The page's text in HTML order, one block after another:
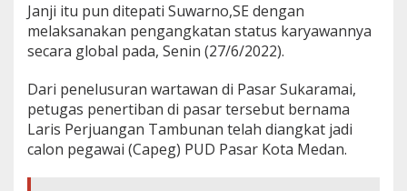
a
w
n
y
a
s
e
c
Janji itu pun ditepati Suwarno,SE dengan
melaksanakan pengangkatan status karyawannya
secara global pada, Senin (27/6/2022).
Dari penelusuran wartawan di Pasar Sukaramai,
petugas penertiban di pasar tersebut bernama
Laris Perjuangan Tambunan telah diangkat jadi
calon pegawai (Capeg) PUD Pasar Kota Medan.